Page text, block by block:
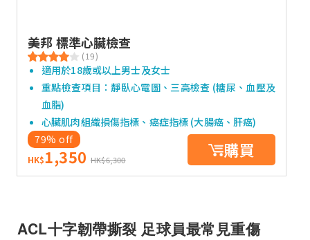
美邦 標準心臟檢查
(19)
適用於18歲或以上男士及女士
重點檢查項目：靜臥心電圖、三高檢查 (糖尿、血壓及
血脂)
心臟肌肉組織損傷指標、癌症指標 (大腸癌、肝癌)
79% off
HK$1,350 HK$6,300 購買
ACL十字韌帶撕裂 足球員最常見重傷